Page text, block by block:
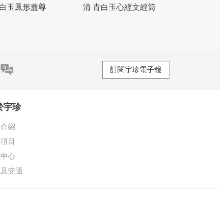
玉鳳形蓋尊 清 青白玉心經文經筒
訂閱宇珍電子報
宇珍
紹
目
心
交通